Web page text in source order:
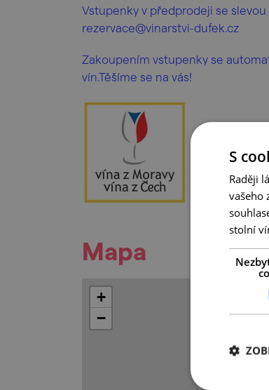
Vstupenky v předprodeji se
rezervace@vinarstvi-dufek.cz
Zakoupením vstupenky se
vín.Těšíme se na vás!
Mapa
+
−
S
Raději
vašeho
stolní